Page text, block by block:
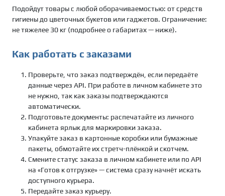
Подойдут товары с любой оборачиваемостью: от средств
гигиены до цветочных букетов или гаджетов. Ограничение:
не тяжелее 30 кг (подробнее о габаритах — ниже).
Как работать с заказами
Проверьте, что заказ подтверждён, если передаёте
данные через API. При работе в личном кабинете это
не нужно, так как заказы подтверждаются
автоматически.
Подготовьте документы: распечатайте из личного
кабинета ярлык для маркировки заказа.
Упакуйте заказ в картонные коробки или бумажные
пакеты, обмотайте их стретч-плёнкой и скотчем.
Смените статус заказа в личном кабинете или по API
на «Готов к отгрузке» — система сразу начнёт искать
доступного курьера.
Передайте заказ курьеру.